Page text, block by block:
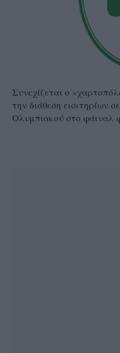
Συνεχίζεται ο
την διάθεση εισιτηρίων
Ολυμπιακού στο φάιναλ